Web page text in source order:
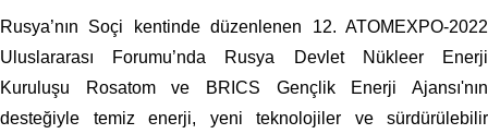
Rusya’nın Soçi kentinde düzenlenen 12. ATOMEXPO-2022
Uluslararası Forumu’nda Rusya Devlet Nükleer Enerji
Kuruluşu Rosatom ve BRICS Gençlik Enerji Ajansı'nın
desteğiyle temiz enerji, yeni teknolojiler ve sürdürülebilir